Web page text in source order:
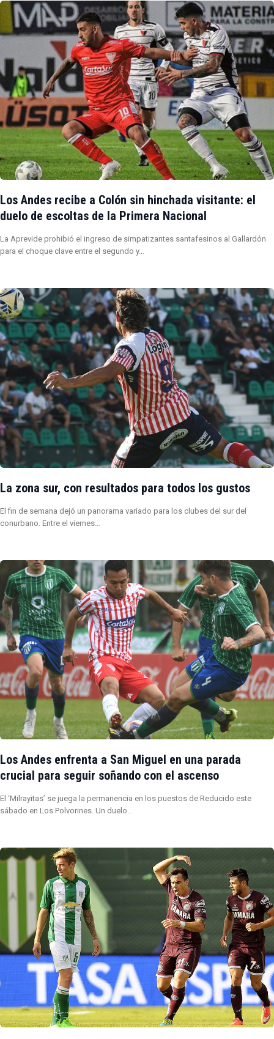
Los Andes recibe a Colón sin hinchada visitante: el
duelo de escoltas de la Primera Nacional
La Aprevide prohibió el ingreso de simpatizantes santafesinos al Gallardón
para el choque clave entre el segundo y…
La zona sur, con resultados para todos los gustos
El fin de semana dejó un panorama variado para los clubes del sur del
conurbano. Entre el viernes…
Los Andes enfrenta a San Miguel en una parada
crucial para seguir soñando con el ascenso
El ‘Milrayitas’ se juega la permanencia en los puestos de Reducido este
sábado en Los Polvorines. Un duelo…